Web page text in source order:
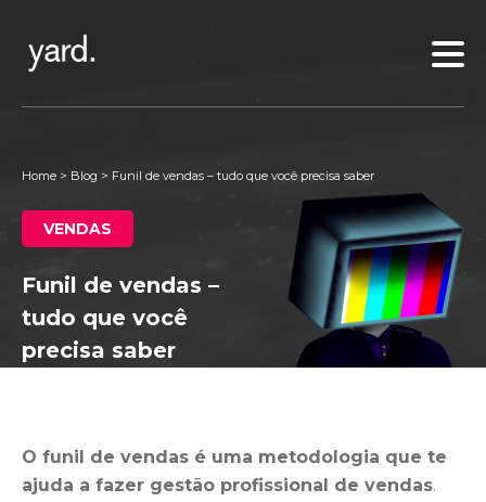
Home > Blog > Funil de vendas – tudo que você precisa saber
VENDAS
Funil de vendas –
tudo que você
precisa saber
O funil de vendas é uma metodologia que te
ajuda a fazer gestão profissional de vendas.